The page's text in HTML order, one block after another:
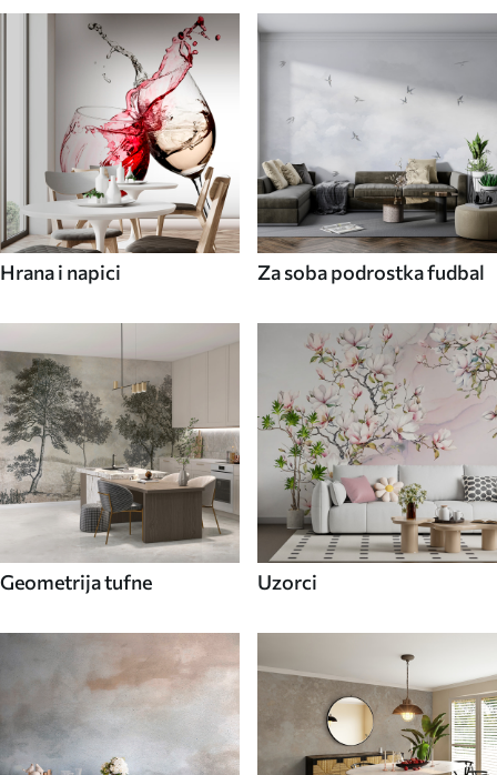
Hrana i napici Za soba podrostka fudbal
Geometrija tufne Uzorci